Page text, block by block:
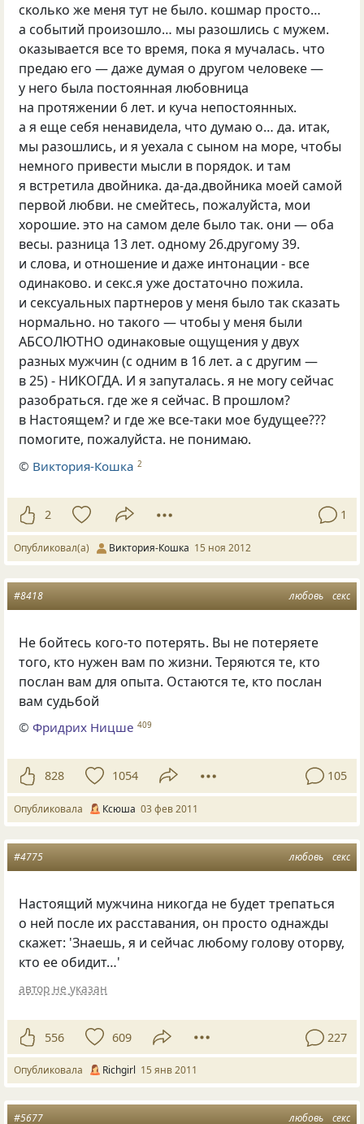
сколько же меня тут не было. кошмар просто…
а событий произошло… мы разошлись с мужем.
оказывается все то время, пока я мучалась. что
предаю его — даже думая о другом человеке —
у него была постоянная любовница
на протяжении 6 лет. и куча непостоянных.
а я еще себя ненавидела, что думаю о… да. итак,
мы разошлись, и я уехала с сыном на море, чтобы
немного привести мысли в порядок. и там
я встретила двойника. да-да.двойника моей самой
первой любви. не смейтесь, пожалуйста, мои
хорошие. это на самом деле было так. они — оба
весы. разница 13 лет. одному 26.другому 39.
и слова, и отношение и даже интонации - все
одинаково. и секс.я уже достаточно пожила.
и сексуальных партнеров у меня было так сказать
нормально. но такого — чтобы у меня были
АБСОЛЮТНО одинаковые ощущения у двух
разных мужчин (с одним в 16 лет. а с другим —
в 25) - НИКОГДА. И я запуталась. я не могу сейчас
разобраться. где же я сейчас. В прошлом?
в Настоящем? и где же все-таки мое будущее???
помогите, пожалуйста. не понимаю.
© Виктория-Кошка 2
2 1
Опубликовал(а) Виктория-Кошка 15 ноя 2012
любовь секс
#8418
Не бойтесь кого-то потерять. Вы не потеряете
того, кто нужен вам по жизни. Теряются те, кто
послан вам для опыта. Остаются те, кто послан
вам судьбой
©Фридрих Ницше 409
828 1054 105
Опубликовала Ксюша 03 фев 2011
любовь секс
#4775
Настоящий мужчина никогда не будет трепаться
о ней после их расставания, он просто однажды
скажет: 'Знаешь, я и сейчас любому голову оторву,
кто ее обидит…'
автор не указан
556 609 227
Опубликовала Richgirl 15 янв 2011
любовь секс
#5677